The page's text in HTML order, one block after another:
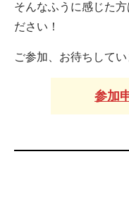
そんなふうに感じた
ださい！
ご参加、お待ちしてい
参加